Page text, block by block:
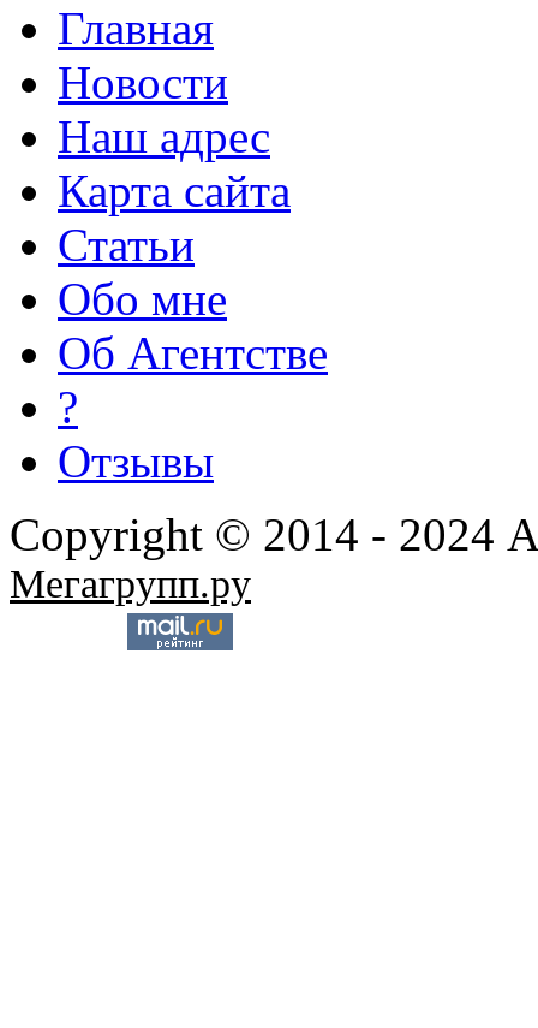
Главная
Новости
Наш адрес
Карта сайта
Статьи
Обо мне
Об Агентстве
?
Отзывы
Copyright © 2014 - 2024
Мегагрупп.ру